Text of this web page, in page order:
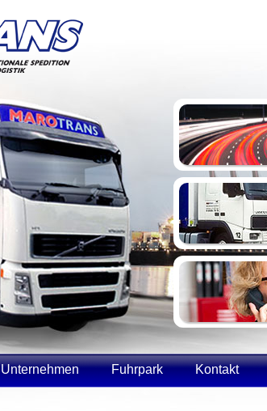
Unternehmen Fuhrpark Kontakt